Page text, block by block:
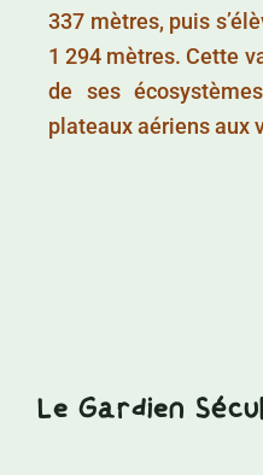
337 mètres, puis
1 294 mètres. Cette
de ses
plateaux aériens aux
Le Gardien